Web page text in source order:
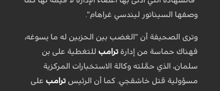
وصفها السيناتور ليندسي غراهام".
وترى الصحيفة أن "الغضب بين الحزبين له ما يسوغه،
فهناك حماسة من إدارة ترامب للتغطية على بن
سلمان، الذي حمَّلته وكالة الاستخبارات المركزية
مسؤولية قتل خاشقجي. كما أن الرئيس ترامب على